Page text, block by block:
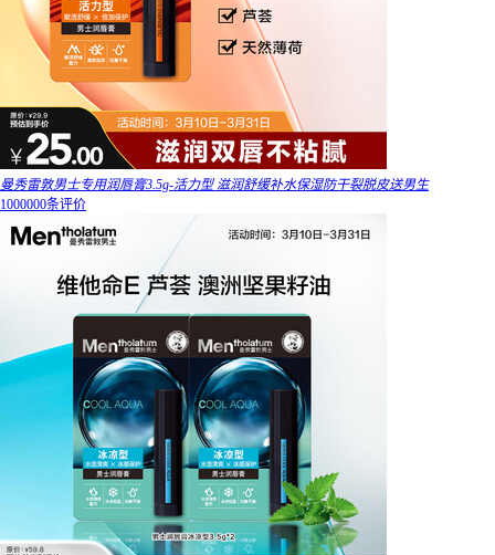
曼秀雷敦男士专用润唇膏3.5g-活力型 滋润舒缓补水保湿防干裂脱皮送男生
1000000条评价